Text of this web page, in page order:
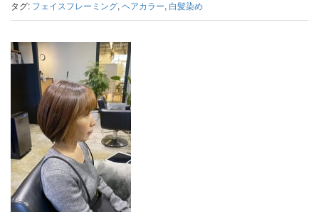
タグ: フェイスフレーミング, ヘアカラー, 白髪染め